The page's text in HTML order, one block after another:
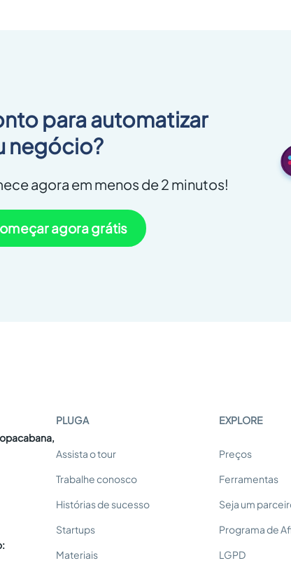
para automatizar
negócio?
agora em menos de 2 minutos!
agora grátis
PLUGA
Assista o tour
Trabalhe conosco
Histórias de sucesso
Startups
Materiais
EXPLORE
Preços
Ferramentas
Seja um
Programa de
LGPD